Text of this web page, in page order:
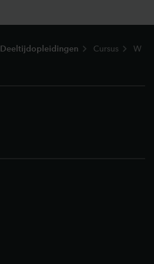
Deeltijdopleidingen Cursus
W